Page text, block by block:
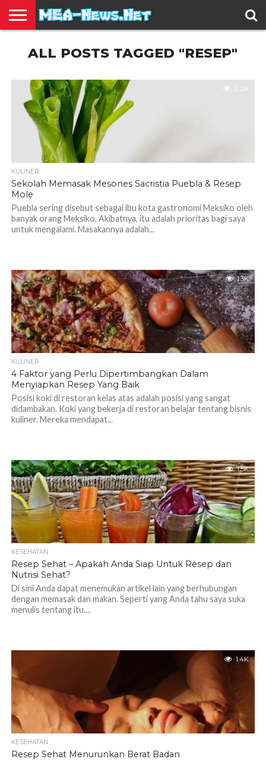
TERBARU
EDUKASI
HIBURAN
INSPIRASI
KESEHATAN
KULINER
OLAH
RAGA
OTOMOTIF
TRAVEL
JUAL
BELI
ALL POSTS TAGGED "RESEP"
2.2K
KULINER
Sekolah Memasak Mesones Sacristia Puebla & Resep
Mole
Puebla sering disebut sebagai ibu kota gastronomi Meksiko oleh
banyak orang Meksiko. Akibatnya, itu adalah prioritas bagi saya
untuk mengalami. Masakannya adalah...
1.3K
KULINER
4 Faktor yang Perlu Dipertimbangkan Dalam
Menyiapkan Resep Yang Baik
Posisi koki di restoran kelas atas adalah posisi yang sangat
didambakan. Koki yang bekerja di restoran belajar tentang bisnis
kuliner. Mereka mendapat...
1.5K
KESEHATAN
Resep Sehat – Apakah Anda Siap Untuk Resep dan
Nutrisi Sehat?
Di sini Anda dapat menemukan artikel lain yang berhubungan
dengan memasak dan makan. Seperti yang Anda tahu saya suka
menulis tentang itu....
1.4K
KESEHATAN
Resep Sehat Menurunkan Berat Badan